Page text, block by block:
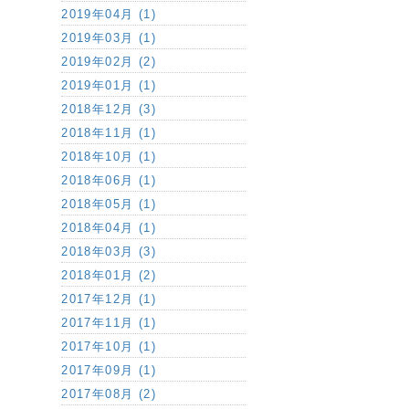
2019年04月 (1)
2019年03月 (1)
2019年02月 (2)
2019年01月 (1)
2018年12月 (3)
2018年11月 (1)
2018年10月 (1)
2018年06月 (1)
2018年05月 (1)
2018年04月 (1)
2018年03月 (3)
2018年01月 (2)
2017年12月 (1)
2017年11月 (1)
2017年10月 (1)
2017年09月 (1)
2017年08月 (2)